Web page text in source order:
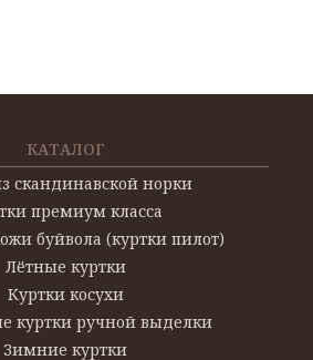
КАТАЛОГ
скандинавской норки
премиум класса
буйвола (куртки пилот)
Лётные куртки
Куртки косухи
куртки ручной выделки
Зимние куртки